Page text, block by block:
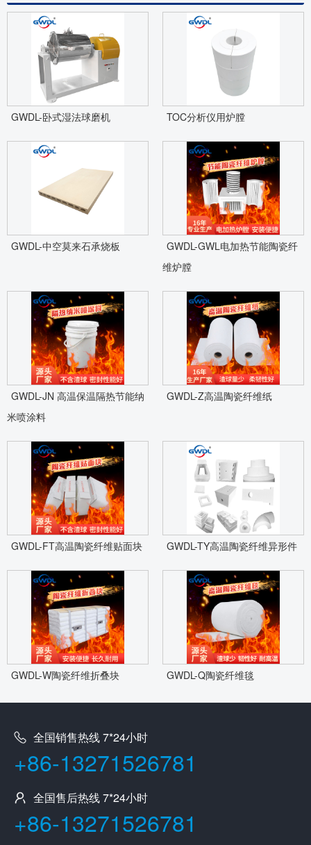
GWDL-卧式湿法球磨机 TOC分析仪用炉膛
GWDL-中空莫来石承烧板
GWDL-GWL电加热节能陶瓷纤
维炉膛
GWDL-JN 高温保温隔热节能纳
米喷涂料
GWDL-Z高温陶瓷纤维纸
GWDL-FT高温陶瓷纤维贴面块 GWDL-TY高温陶瓷纤维异形件
GWDL-W陶瓷纤维折叠块 GWDL-Q陶瓷纤维毯
全国销售热线 7*24小时
+86-13271526781
全国售后热线 7*24小时
+86-13271526781